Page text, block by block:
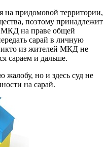
на придомовой территории,
поэтому принадлежит
МКД на праве общей
сарай в личную
из жителей МКД не
сараем и дальше.
но и здесь суд не
на сарай.